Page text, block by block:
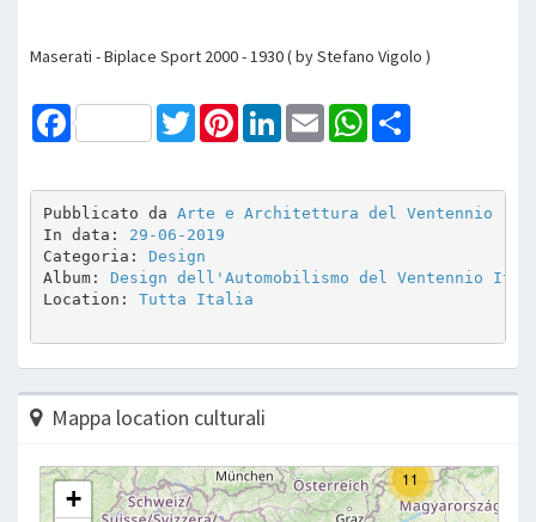
Maserati - Biplace Sport 2000 - 1930 ( by Stefano Vigolo )
Facebook TwitterPinterestLinkedInEmail WhatsApp
Pubblicato da Arte e Architettura del Ventennio
In data: 29-06-2019
Categoria: Design
Album: Design dell'Automobilismo del Ventennio
Location: Tutta Italia
Mappa location culturali